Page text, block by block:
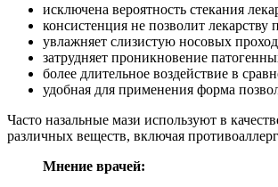
исключена вероятность стекания
консистенция не позволит лекарству
увлажняет слизистую носовых
затрудняет проникновение
более длительное воздействие в
удобная для применения форма
Часто назальные мази используют в
различных веществ, включая
Мнение врачей: